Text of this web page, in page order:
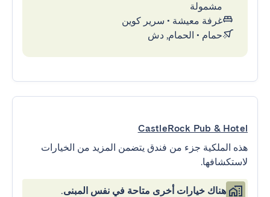
مشمولة
غرفة معيشة • سرير كوين
حمام • الحمام, دش
CastleRock Pub & Hotel
هذه الملكية جزء من فندق يتضمن المزيد من الخيارات
لاستكشافها.
هناك خيارات أخرى متاحة في نفس المبنى.